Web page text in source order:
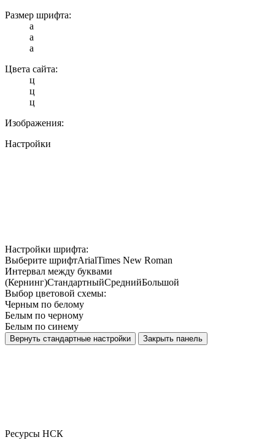
Размер шрифта:
a
a
a
Цвета сайта:
ц
ц
ц
Изображения:
Настройки
Настройки шрифта:
Выберите шрифтArialTimes New Roman
Интервал между буквами
(Кернинг)СтандартныйСреднийБольшой
Выбор цветовой схемы:
Черным по белому
Белым по черному
Белым по синему
Вернуть стандартные настройки Закрыть панель
Ресурсы НСК